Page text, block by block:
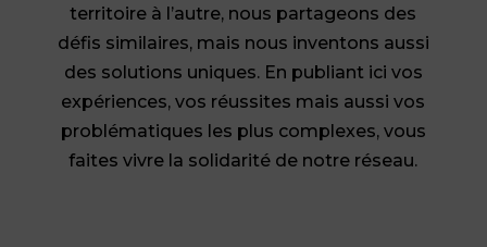
territoire à l’autre, nous partageons des
défis similaires, mais nous inventons aussi
des solutions uniques. En publiant ici vos
expériences, vos réussites mais aussi vos
problématiques les plus complexes, vous
faites vivre la solidarité de notre réseau.